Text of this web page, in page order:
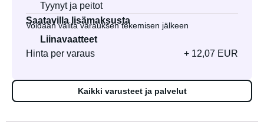
Tyynyt ja peitot
Saatavilla lisämaksusta
Voidaan valita varauksen tekemisen jälkeen
Liinavaatteet
Hinta per varaus
+ 12,07 EUR
Kaikki varusteet ja palvelut